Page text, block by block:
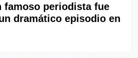
famoso periodista fue
dramático episodio en